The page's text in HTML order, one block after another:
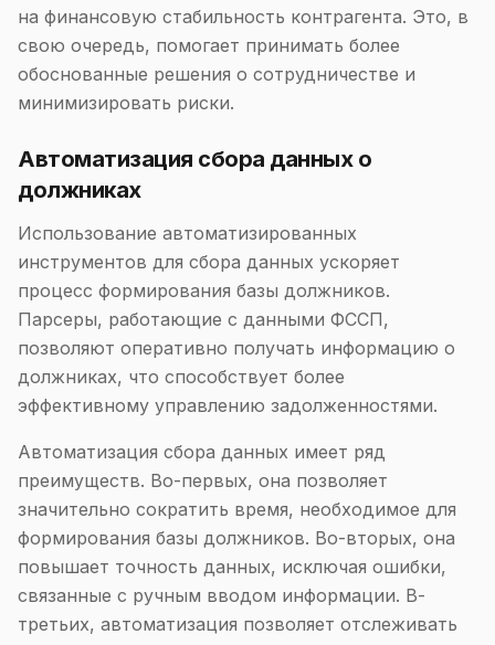
на финансовую стабильность контрагента. Это, в
свою очередь, помогает принимать более
обоснованные решения о сотрудничестве и
минимизировать риски.
Автоматизация сбора данных о
должниках
Использование автоматизированных
инструментов для сбора данных ускоряет
процесс формирования базы должников.
Парсеры, работающие с данными ФССП,
позволяют оперативно получать информацию о
должниках, что способствует более
эффективному управлению задолженностями.
Автоматизация сбора данных имеет ряд
преимуществ. Во-первых, она позволяет
значительно сократить время, необходимое для
формирования базы должников. Во-вторых, она
повышает точность данных, исключая ошибки,
связанные с ручным вводом информации. В-
третьих, автоматизация позволяет отслеживать